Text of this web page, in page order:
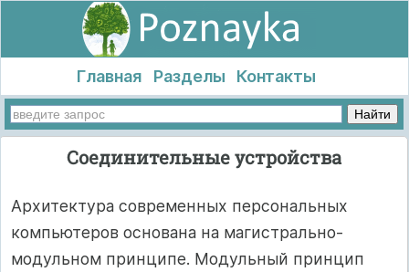
Главная Разделы Контакты
Соединительные устройства
Архитектура современных персональных
компьютеров основана на магистрально-
модульном принципе. Модульный принцип